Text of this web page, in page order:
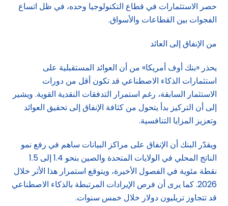
حصر الاستثمارات في قطاع التكنولوجيا وحده، في ظل اتساع
الفجوات بين القطاعات والأسواق.
من الإنفاق إلى العائد
يحذر «بنك أوف أمريكا» من أن العوائد المستقبلية على
استثمارات الذكاء الاصطناعي قد تكون أقل من دورات
الاستثمار السابقة، رغم استمرار التدفقات النقدية القوية. ويشير
إلى أن التركيز بدأ يتحول من كثافة الإنفاق إلى تحقيق العوائد
وتعزيز المزايا التنافسية.
ويقدّر البنك أن الإنفاق على مراكز البيانات ساهم في رفع نمو
الناتج المحلي في الولايات المتحدة والصين بنحو 1.4 إلى 1.5
نقطة مئوية في الفصول الأخيرة، ويتوقع استمرار هذا الأثر خلال
2026. كما يرى أن فرص الإيرادات المرتبطة بالذكاء الاصطناعي
قد تتجاوز تريليون دولار خلال خمس سنوات.